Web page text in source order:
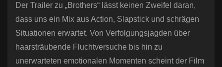
Der Trailer zu „Brothers“ lässt keinen Zweifel daran,
dass uns ein Mix aus Action, Slapstick und schrägen
Situationen erwartet. Von Verfolgungsjagden über
haarsträubende Fluchtversuche bis hin zu
unerwarteten emotionalen Momenten scheint der Film